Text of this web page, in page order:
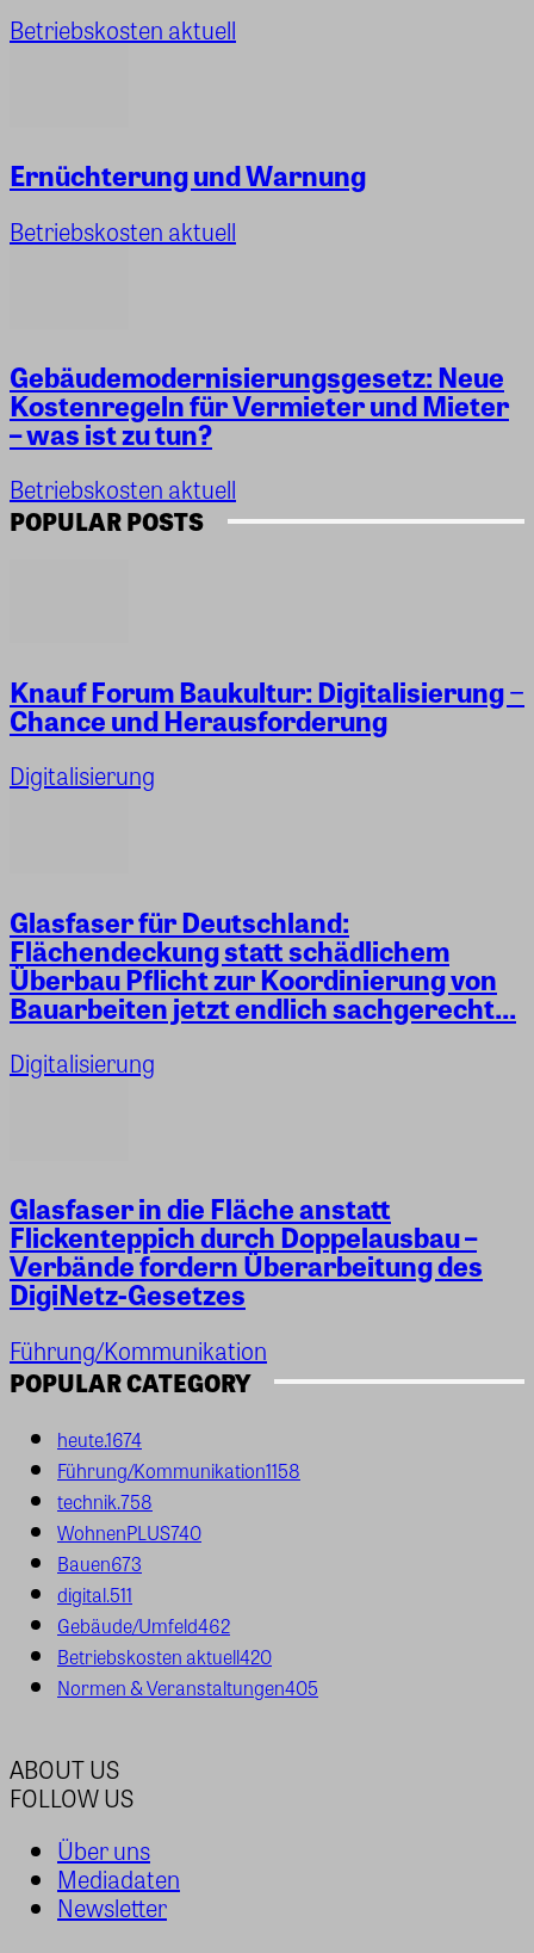
Betriebskosten aktuell
Ernüchterung und Warnung
Betriebskosten aktuell
Gebäudemodernisierungsgesetz: Neue
Kostenregeln für Vermieter und Mieter
– was ist zu tun?
Betriebskosten aktuell
POPULAR POSTS
Knauf Forum Baukultur: Digitalisierung −
Chance und Herausforderung
Digitalisierung
Glasfaser für Deutschland:
Flächendeckung statt schädlichem
Überbau Pflicht zur Koordinierung von
Bauarbeiten jetzt endlich sachgerecht...
Digitalisierung
Glasfaser in die Fläche anstatt
Flickenteppich durch Doppelausbau –
Verbände fordern Überarbeitung des
DigiNetz-Gesetzes
Führung/Kommunikation
POPULAR CATEGORY
heute.1674
Führung/Kommunikation1158
technik.758
WohnenPLUS740
Bauen673
digital.511
Gebäude/Umfeld462
Betriebskosten aktuell420
Normen & Veranstaltungen405
ABOUT US
FOLLOW US
Über uns
Mediadaten
Newsletter